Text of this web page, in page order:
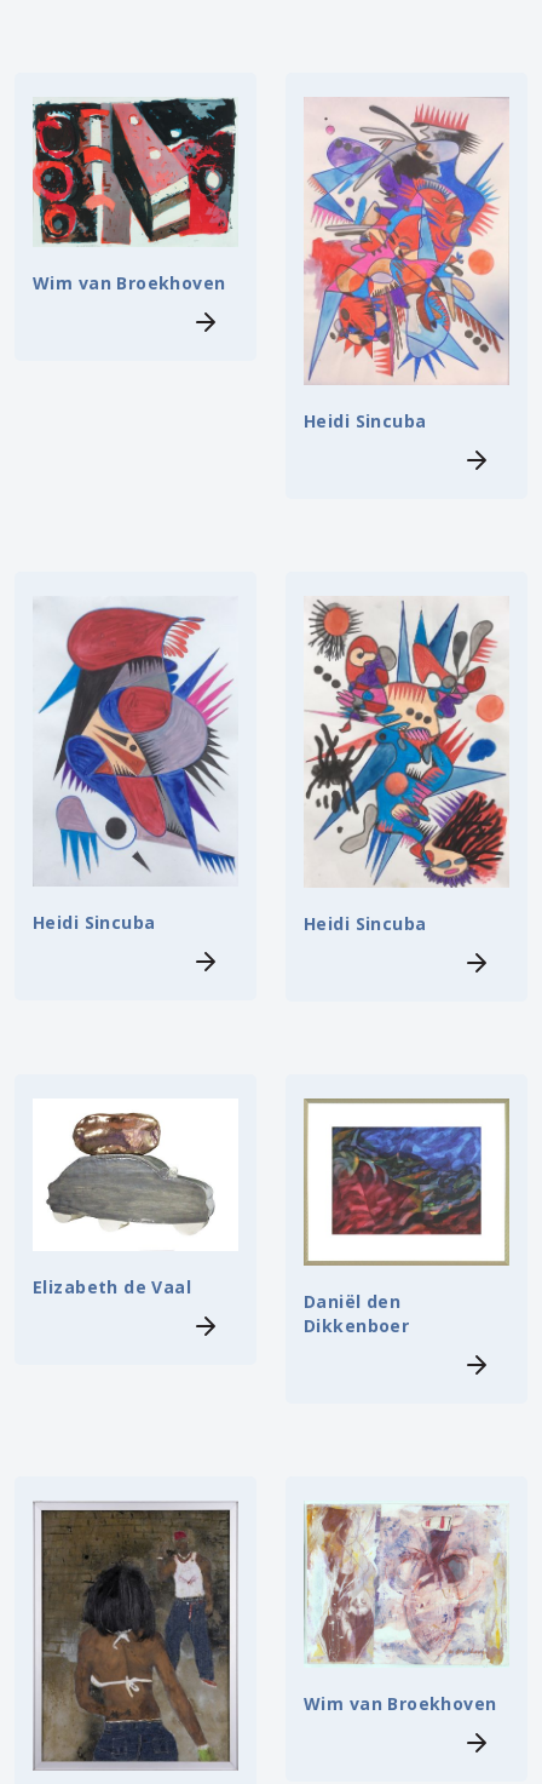
Wim van Broekhoven
Heidi Sincuba
Heidi Sincuba Heidi Sincuba
Elizabeth de Vaal
Daniël den
Dikkenboer
Wim van Broekhoven